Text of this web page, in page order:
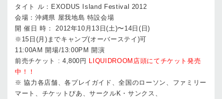
タイト ル：EXODUS Island Festival 2012
会場：沖縄県 屋我地島 特設会場
開 催日 時： 2012年10月13日(土)〜14日(日)
※15日(月)までキャンプ(オーバーステイ)可
11:00AM 開場/13:00PM 開演
前売チケット : 4,800円 LIQUIDROOM店頭にてチケット発売
中！！
※ 協力各店舗、各プレイガイド、全国のローソン、ファミリー
マート、チケットぴあ、サークルK・サンクス、